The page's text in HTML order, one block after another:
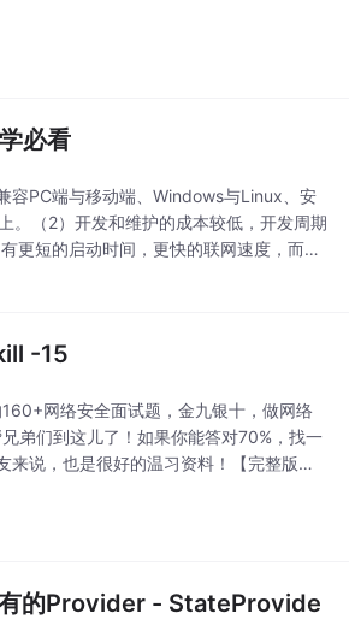
必看
容PC端与移动端、Windows与Linux、安
。（2）开发和维护的成本较低，开发周期
更短的启动时间，更快的联网速度，而且
-15
网络安全面试题，金九银十，做网络
弟们到这儿了！如果你能答对70%，找一
说，也是很好的温习资料！【完整版领
的Provider - StateProvide